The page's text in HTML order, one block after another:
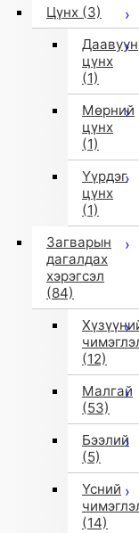
Цүнх (3)
Даавуун
цүнх
(1)
Мөрний
цүнх
(1)
Үүрдэг
цүнх
(1)
Загварын
дагалдах
хэрэгсэл
(84)
(12)
Малгай
(53)
Бээлий
(5)
Үсний
(14)
сонгох
таарахгүй
өөрөө хүлээнэ.
татах pullover.
logo нэмсэн нь
талдаа хөнгөн
тул
silhouette-
акцент
хувьд: white
sew' төрлийн
шинэ бараа
бага зэрэг
(Импортын